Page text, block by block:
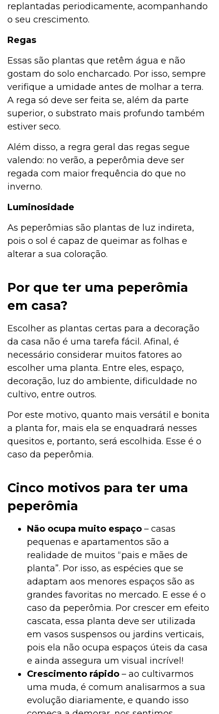
replantadas periodicamente, acompanhando
o seu crescimento.
Regas
Essas são plantas que retêm água e não
gostam do solo encharcado. Por isso, sempre
verifique a umidade antes de molhar a terra.
A rega só deve ser feita se, além da parte
superior, o substrato mais profundo também
estiver seco.
Além disso, a regra geral das regas segue
valendo: no verão, a peperômia deve ser
regada com maior frequência do que no
inverno.
Luminosidade
As peperômias são plantas de luz indireta,
pois o sol é capaz de queimar as folhas e
alterar a sua coloração.
Por que ter uma peperômia
em casa?
Escolher as plantas certas para a decoração
da casa não é uma tarefa fácil. Afinal, é
necessário considerar muitos fatores ao
escolher uma planta. Entre eles, espaço,
decoração, luz do ambiente, dificuldade no
cultivo, entre outros.
Por este motivo, quanto mais versátil e bonita
a planta for, mais ela se enquadrará nesses
quesitos e, portanto, será escolhida. Esse é o
caso da peperômia.
Cinco motivos para ter uma
peperômia
Não ocupa muito espaço – casas
pequenas e apartamentos são a
realidade de muitos “pais e mães de
planta”. Por isso, as espécies que se
adaptam aos menores espaços são as
grandes favoritas no mercado. E esse é o
caso da peperômia. Por crescer em efeito
cascata, essa planta deve ser utilizada
em vasos suspensos ou jardins verticais,
pois ela não ocupa espaços úteis da casa
e ainda assegura um visual incrível!
Crescimento rápido – ao cultivarmos
uma muda, é comum analisarmos a sua
evolução diariamente, e quando isso